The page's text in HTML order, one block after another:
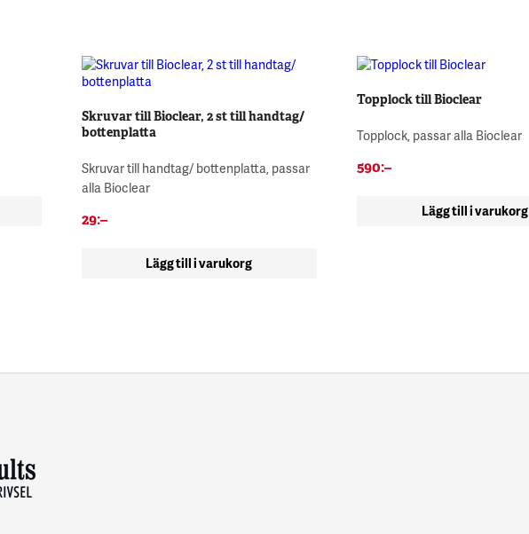
Skruvar till Bioclear, 2 st till handtag/
bottenplatta
Skruvar till handtag/ bottenplatta, passar
alla Bioclear
29:–
Lägg till i varukorg
Topplock till Bioclear
Topplock, passar alla Bioclear
590:–
Lägg till i varukorg